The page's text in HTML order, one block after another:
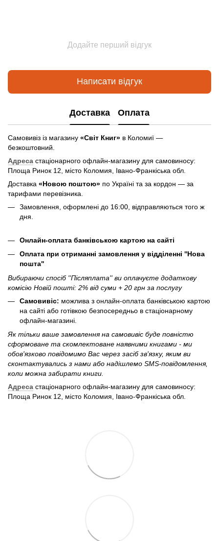
Додайте перший відгук
Написати відгук
Доставка Оплата
Самовивіз із магазину «Світ Книг» в Коломиї —
безкоштовний.
Адреса стаціонарного офлайн-магазину для самовиносу:
Площа Ринок 12, місто Коломия, Івано-Франкіська обл.
Доставка «Новою поштою» по Україні та за кордон — за
тарифами перевізника.
Замовлення, оформлені до 16:00, відправляються того ж
дня.
Онлайн-оплата банківською картою на сайті
Оплата при отриманні замовлення у відділенні ''Нова
пошта''
Вибираючи спосіб ''Післяплата'' ви оплачуєте додаткову
комісію Новій пошті: 2% від суми + 20 грн за послугу
Самовивіс: можлива з онлайн-оплата банківською картою
на сайті або готівкою безпосередньо в стаціонарному
офлайн-магазині.
Як тільки ваше замовлення на самовивіс буде повністю
сформоване та скомлектоване наявними книгами - ми
обов'язково повідомимо Вас через засіб зв'язку, яким ви
сконтактувались з нами або надішлемо SMS-повідомлення,
коли можна забирати книги.
Адреса стаціонарного офлайн-магазину для самовиносу:
Площа Ринок 12, місто Коломия, Івано-Франкіська обл.